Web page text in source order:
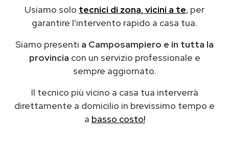
Usiamo solo tecnici di zona, vicini a te, per
garantire l'intervento rapido a casa tua.
Siamo presenti a Camposampiero e in tutta la
provincia con un servizio professionale e
sempre aggiornato.
Il tecnico più vicino a casa tua interverrà
direttamente a domicilio in brevissimo tempo e
a basso costo!